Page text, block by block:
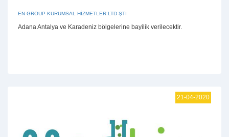
EN GROUP KURUMSAL HİZMETLER LTD ŞTİ
Adana Antalya ve Karadeniz bölgelerine bayilik verilecektir.
21-04-2020